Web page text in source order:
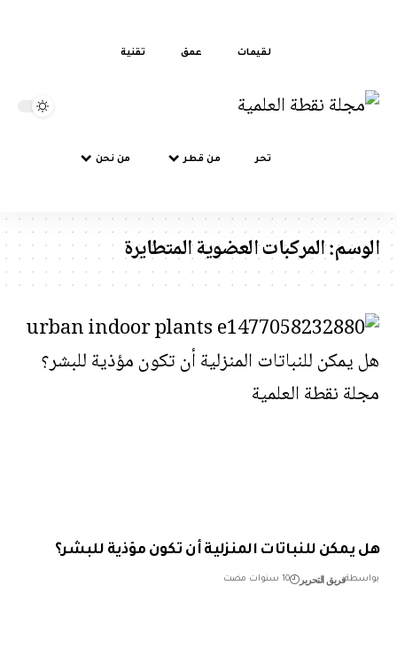
عمق تقنية
من قطر
المركبات العضوية المتطايرة
للنباتات المنزلية أن تكون مؤذية للبشر؟
فريق التحرير 10 سنوات مضت